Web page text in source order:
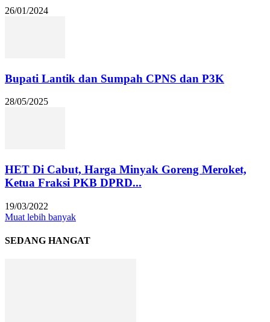
26/01/2024
Bupati Lantik dan Sumpah CPNS dan P3K
28/05/2025
HET Di Cabut, Harga Minyak Goreng Meroket,
Ketua Fraksi PKB DPRD...
19/03/2022
Muat lebih banyak
SEDANG HANGAT